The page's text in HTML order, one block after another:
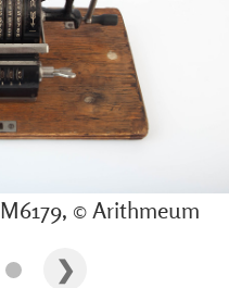
© Arithmeum